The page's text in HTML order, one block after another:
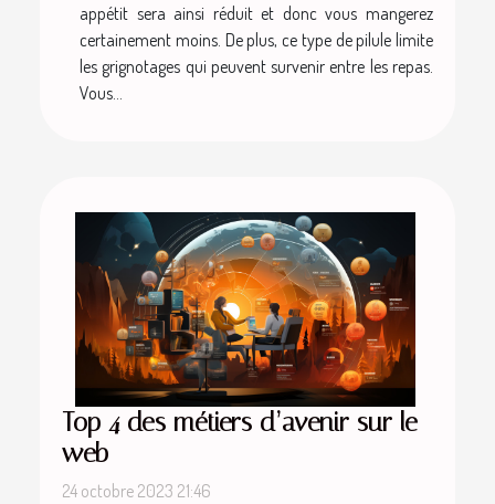
appétit sera ainsi réduit et donc vous mangerez
certainement moins. De plus, ce type de pilule limite
les grignotages qui peuvent survenir entre les repas.
Vous...
Top 4 des métiers d’avenir sur le
web
24 octobre 2023 21:46